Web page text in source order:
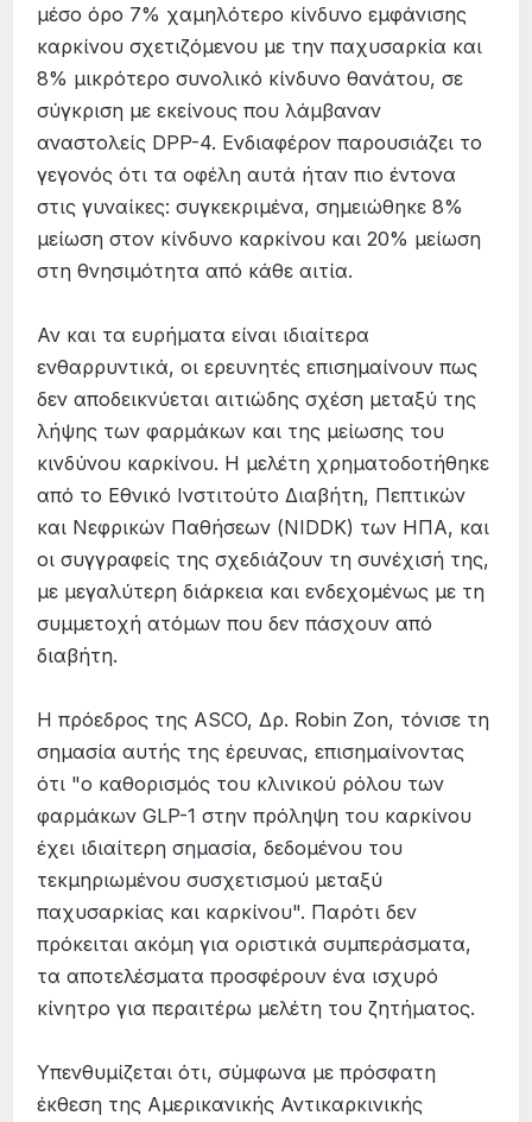
μέσο όρο 7% χαμηλότερο κίνδυνο εμφάνισης
καρκίνου σχετιζόμενου με την παχυσαρκία και
8% μικρότερο συνολικό κίνδυνο θανάτου, σε
σύγκριση με εκείνους που λάμβαναν
αναστολείς DPP-4. Ενδιαφέρον παρουσιάζει το
γεγονός ότι τα οφέλη αυτά ήταν πιο έντονα
στις γυναίκες: συγκεκριμένα, σημειώθηκε 8%
μείωση στον κίνδυνο καρκίνου και 20% μείωση
στη θνησιμότητα από κάθε αιτία.
Αν και τα ευρήματα είναι ιδιαίτερα
ενθαρρυντικά, οι ερευνητές επισημαίνουν πως
δεν αποδεικνύεται αιτιώδης σχέση μεταξύ της
λήψης των φαρμάκων και της μείωσης του
κινδύνου καρκίνου. Η μελέτη χρηματοδοτήθηκε
από το Εθνικό Ινστιτούτο Διαβήτη, Πεπτικών
και Νεφρικών Παθήσεων (NIDDK) των ΗΠΑ, και
οι συγγραφείς της σχεδιάζουν τη συνέχισή της,
με μεγαλύτερη διάρκεια και ενδεχομένως με τη
συμμετοχή ατόμων που δεν πάσχουν από
διαβήτη.
Η πρόεδρος της ASCO, Δρ. Robin Zon, τόνισε τη
σημασία αυτής της έρευνας, επισημαίνοντας
ότι "ο καθορισμός του κλινικού ρόλου των
φαρμάκων GLP-1 στην πρόληψη του καρκίνου
έχει ιδιαίτερη σημασία, δεδομένου του
τεκμηριωμένου συσχετισμού μεταξύ
παχυσαρκίας και καρκίνου". Παρότι δεν
πρόκειται ακόμη για οριστικά συμπεράσματα,
τα αποτελέσματα προσφέρουν ένα ισχυρό
κίνητρο για περαιτέρω μελέτη του ζητήματος.
Υπενθυμίζεται ότι, σύμφωνα με πρόσφατη
έκθεση της Αμερικανικής Αντικαρκινικής